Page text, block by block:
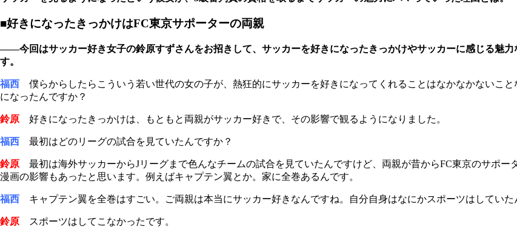
■好きになったきっかけはFC東京サポーターの両親
――今回はサッカー好き女子の鈴原すずさんをお招きして、サッカーを好きになったきっかけやサッカーに感じる魅
す。
福西 僕らからしたらこういう若い世代の女の子が、熱狂的にサッカーを好きになってくれることはなかなかないこ
になったんですか？
鈴原 好きになったきっかけは、もともと両親がサッカー好きで、その影響で観るようになりました。
福西 最初はどのリーグの試合を見ていたんですか？
鈴原 最初は海外サッカーからJリーグまで色んなチームの試合を見ていたんですけど、両親が昔からFC東京のサポ
漫画の影響もあったと思います。例えばキャプテン翼とか。家に全巻あるんです。
福西 キャプテン翼を全巻はすごい。ご両親は本当にサッカー好きなんですね。自分自身はなにかスポーツはしていた
鈴原 スポーツはしてこなかったです。